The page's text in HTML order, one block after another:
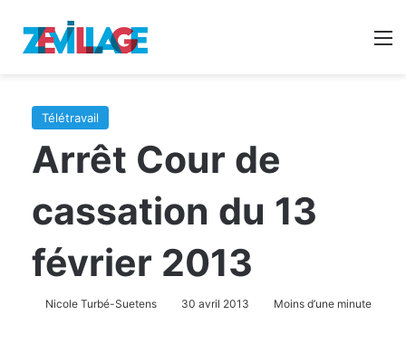
Télétravail
Arrêt Cour de
cassation du 13
février 2013
Nicole Turbé-Suetens 30 avril 2013 Moins d’une minute